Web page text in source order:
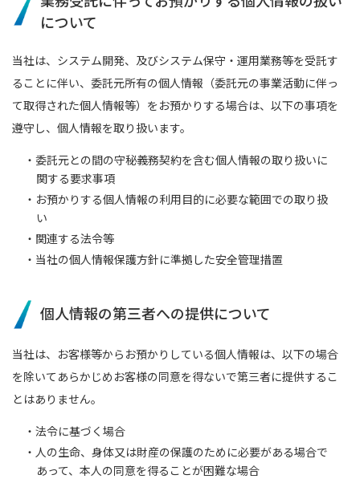
について
当社は、システム開発、及びシステム保守・運用業務等を受託す
ることに伴い、委託元所有の個人情報（委託元の事業活動に伴っ
て取得された個人情報等）をお預かりする場合は、以下の事項を
遵守し、個人情報を取り扱います。
・委託元との間の守秘義務契約を含む個人情報の取り扱いに
関する要求事項
・お預かりする個人情報の利用目的に必要な範囲での取り扱
い
・関連する法令等
・当社の個人情報保護方針に準拠した安全管理措置
個人情報の第三者への提供について
当社は、お客様等からお預かりしている個人情報は、以下の場合
を除いてあらかじめお客様の同意を得ないで第三者に提供するこ
とはありません。
・法令に基づく場合
・人の生命、身体又は財産の保護のために必要がある場合で
あって、本人の同意を得ることが困難な場合